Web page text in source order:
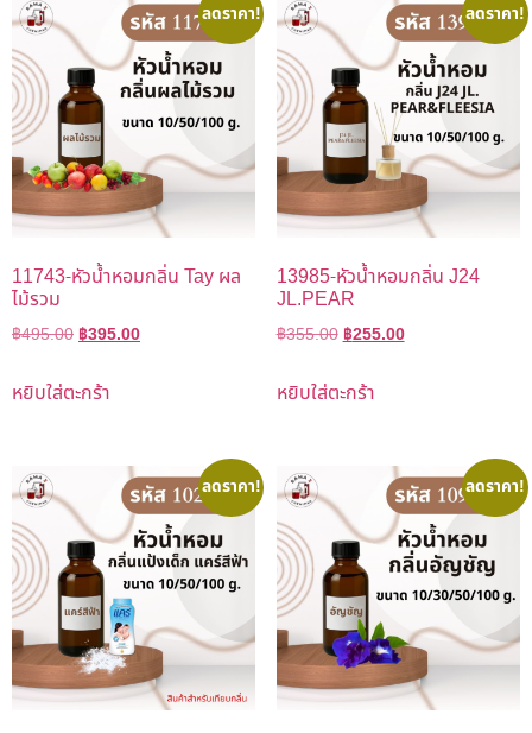
ลดราคา!
11743-หัวน้ำหอมกลิ่น Tay ผล
ไม้รวม
฿495.00 ฿395.00
หยิบใส่ตะกร้า
ลดราคา!
13985-หัวน้ำหอมกลิ่น J24
JL.PEAR
฿355.00 ฿255.00
หยิบใส่ตะกร้า
ลดราคา! ลดราคา!